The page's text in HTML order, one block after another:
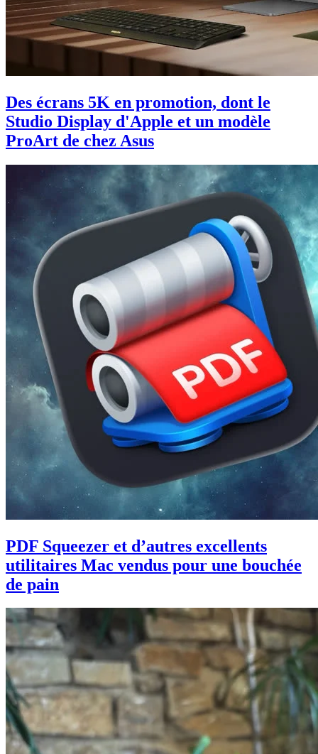
Des écrans 5K en promotion, dont le
Studio Display d'Apple et un modèle
ProArt de chez Asus
PDF Squeezer et d’autres excellents
utilitaires Mac vendus pour une bouchée
de pain